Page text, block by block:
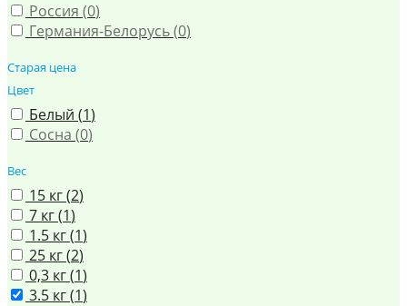
Россия (0)
Германия-Белорусь (0)
Старая цена
Цвет
Белый (1)
Сосна (0)
Вес
15 кг (2)
7 кг (1)
1.5 кг (1)
25 кг (2)
0,3 кг (1)
3.5 кг (1)